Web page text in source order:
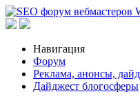
Навигация
Форум
Реклама, анонсы,
Дайджест блогосферы